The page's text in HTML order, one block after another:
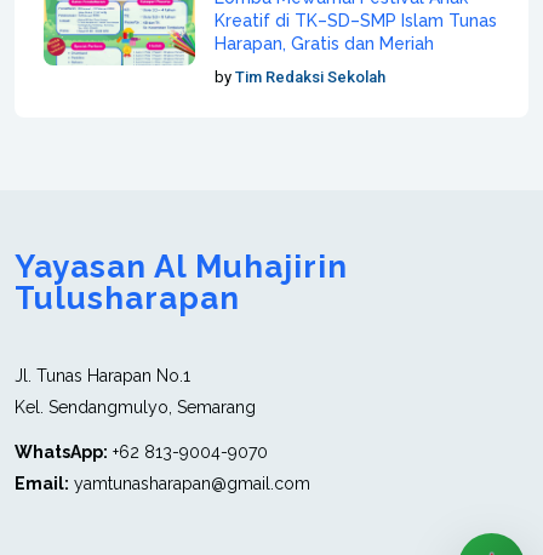
Kreatif di TK–SD–SMP Islam Tunas
Harapan, Gratis dan Meriah
byTim Redaksi Sekolah
Yayasan Al Muhajirin
Tulusharapan
Jl. Tunas Harapan No.1
Kel. Sendangmulyo, Semarang
WhatsApp: +62 813-9004-9070
Email: yamtunasharapan@gmail.com